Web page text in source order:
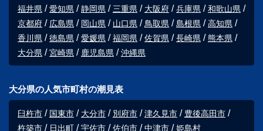
福井県
愛知県 静岡県 三重県 大阪府 兵庫県
和歌山県
京都府
広島県 岡山県 山口県 鳥取県 島根県
高知県
香川県
徳島県 愛媛県 福岡県 佐賀県 長崎県
熊本県
大分県
宮崎県 鹿児島県 沖縄県
大分県の人気市町村の潮見表
臼杵市 国東市 大分市 別府市 津久見市
豊後高田市
杵築市
日出町 宇佐市 佐伯市 中津市 姫島村